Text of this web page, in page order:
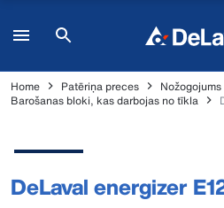
Home Patēriņa preces Nožogojums
Barošanas bloki, kas darbojas no tīkla
DeLaval energizer